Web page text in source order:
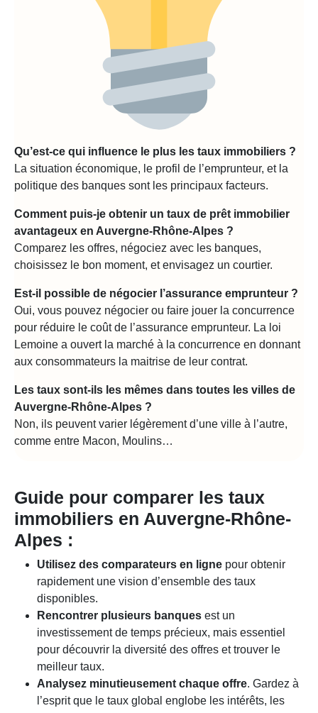
Qu’est-ce qui influence le plus les taux immobiliers ?
La situation économique, le profil de l’emprunteur, et la
politique des banques sont les principaux facteurs.
Comment puis-je obtenir un taux de prêt immobilier
avantageux en Auvergne-Rhône-Alpes ?
Comparez les offres, négociez avec les banques,
choisissez le bon moment, et envisagez un courtier.
Est-il possible de négocier l’assurance emprunteur ?
Oui, vous pouvez négocier ou faire jouer la concurrence
pour réduire le coût de l’assurance emprunteur. La loi
Lemoine a ouvert la marché à la concurrence en donnant
aux consommateurs la maitrise de leur contrat.
Les taux sont-ils les mêmes dans toutes les villes de
Auvergne-Rhône-Alpes ?
Non, ils peuvent varier légèrement d’une ville à l’autre,
comme entre Macon, Moulins…
Guide pour comparer les taux
immobiliers en Auvergne-Rhône-
Alpes :
Utilisez des comparateurs en ligne pour obtenir
rapidement une vision d’ensemble des taux
disponibles.
Rencontrer plusieurs banques est un
investissement de temps précieux, mais essentiel
pour découvrir la diversité des offres et trouver le
meilleur taux.
Analysez minutieusement chaque offre. Gardez à
l’esprit que le taux global englobe les intérêts, les